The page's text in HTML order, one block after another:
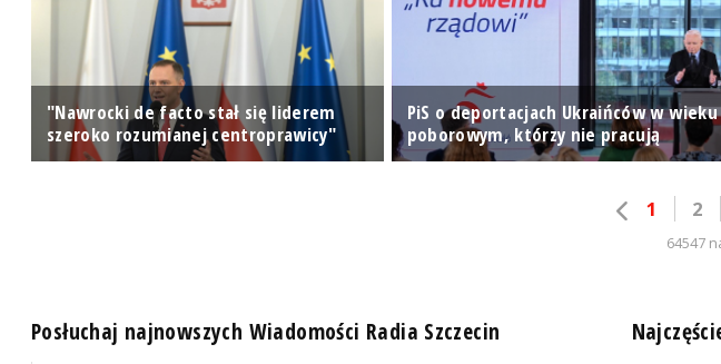
"Nawrocki de facto stał się liderem
szeroko rozumianej centroprawicy"
PiS o deportacjach Ukraińców w wieku
poborowym, którzy nie pracują
1 2
64547
Posłuchaj najnowszych Wiadomości Radia Szczecin